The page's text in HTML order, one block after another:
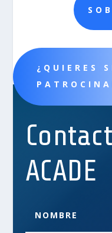
¿QUIERES
ACADE